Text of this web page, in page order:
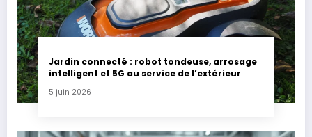
Jardin connecté : robot tondeuse, arrosage
intelligent et 5G au service de l’extérieur
5 juin 2026